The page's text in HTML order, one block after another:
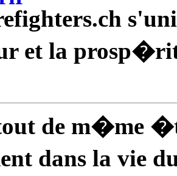
et la
de m�me
dans la vie